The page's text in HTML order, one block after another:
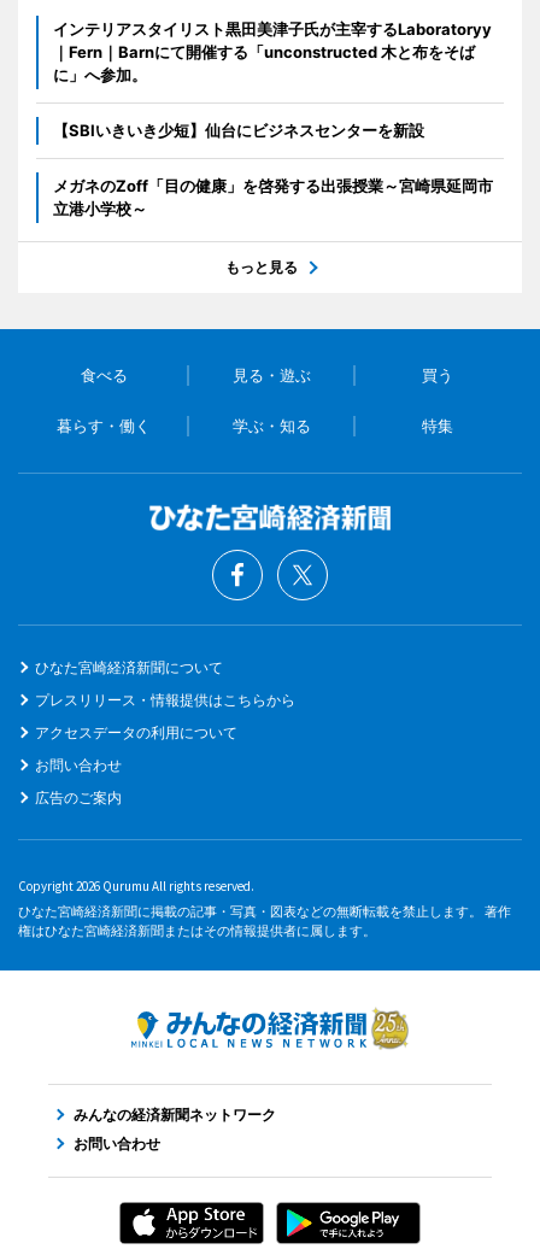
インテリアスタイリスト黒田美津子氏が主宰するLaboratoryy
｜Fern｜Barnにて開催する「unconstructed 木と布をそば
に」へ参加。
【SBIいきいき少短】仙台にビジネスセンターを新設
メガネのZoff「目の健康」を啓発する出張授業～宮崎県延岡市
立港小学校～
もっと見る
食べる 見る・遊ぶ 買う
暮らす・働く 学ぶ・知る 特集
ひなた宮崎経済新聞について
プレスリリース・情報提供はこちらから
アクセスデータの利用について
お問い合わせ
広告のご案内
Copyright 2026 Qurumu All rights reserved.
ひなた宮崎経済新聞に掲載の記事・写真・図表などの無断転載を禁止します。 著作
権はひなた宮崎経済新聞またはその情報提供者に属します。
みんなの経済新聞ネットワーク
お問い合わせ